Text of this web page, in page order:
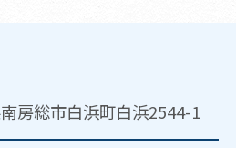
房総市白浜町白浜2544-1